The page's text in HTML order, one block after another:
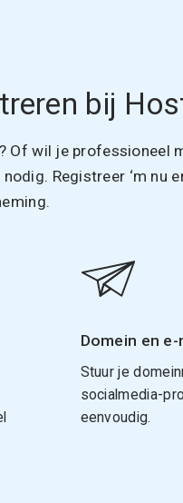
bij
Of wil je professioneel
Registreer ‘m nu
Domein en
Stuur je
socialmedia-
eenvoudig.